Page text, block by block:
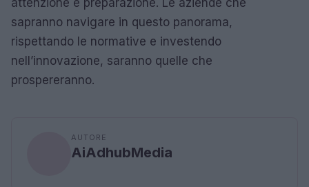
attenzione e preparazione. Le aziende che
sapranno navigare in questo panorama,
rispettando le normative e investendo
nell’innovazione, saranno quelle che
prospereranno.
AUTORE
AiAdhubMedia